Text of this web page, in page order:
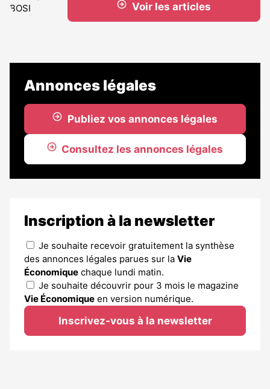
Voir les articles
Annonces légales
Publiez vos annonces légales
Consultez les annonces légales
Inscription à la newsletter
Je souhaite recevoir gratuitement la synthèse
des annonces légales parues sur la Vie
Économique chaque lundi matin.
Je souhaite découvrir pour 3 mois le magazine
Vie Économique en version numérique.
Inscrivez-vous à la newsletter